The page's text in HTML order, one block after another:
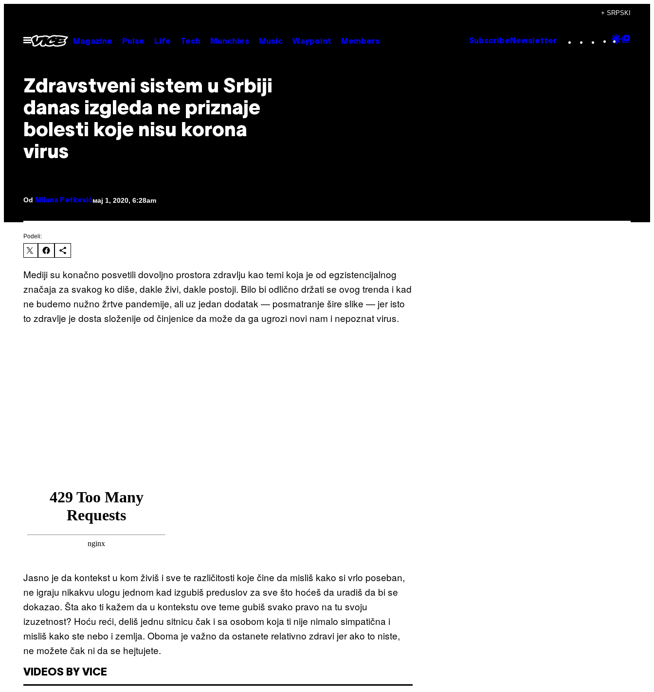
садржај
+ SRPSKI
Otvori
Meni
Magazine Pulse Life Tech Munchies Music Waypoint Members Subscribe Newsletter Instagram
TikTok
YouTube
Google
Zdravstveni sistem u Srbiji
danas izgleda ne priznaje
bolesti koje nisu korona
virus
Od Milana Petkovićмај 1, 2020, 6:28am
Podeli:
Mediji su konačno posvetili dovoljno prostora zdravlju kao temi koja je od egzistencijalnog
značaja za svakog ko diše, dakle živi, dakle postoji. Bilo bi odlično držati se ovog trenda i kad
ne budemo nužno žrtve pandemije, ali uz jedan dodatak — posmatranje šire slike — jer isto
to zdravlje je dosta složenije od činjenice da može da ga ugrozi novi nam i nepoznat virus.
Jasno je da kontekst u kom živiš i sve te različitosti koje čine da misliš kako si vrlo poseban,
ne igraju nikakvu ulogu jednom kad izgubiš preduslov za sve što hoćeš da uradiš da bi se
dokazao. Šta ako ti kažem da u kontekstu ove teme gubiš svako pravo na tu svoju
izuzetnost? Hoću reći, deliš jednu sitnicu čak i sa osobom koja ti nije nimalo simpatična i
misliš kako ste nebo i zemlja. Oboma je važno da ostanete relativno zdravi jer ako to niste,
ne možete čak ni da se hejtujete.
VIDEOS BY VICE